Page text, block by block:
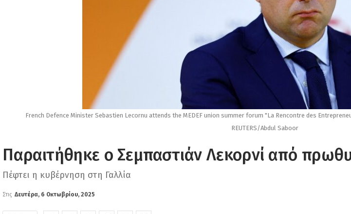
French Defence Minister Sebastien Lecornu attends the MEDEF union summer forum "La Rencontre des
REUTERS/Abdul Saboor
Παραιτήθηκε ο Σεμπαστιάν Λεκορνί από
Πέφτει η κυβέρνηση στη Γαλλία
Στις Δευτέρα, 6 Οκτωβρίου, 2025